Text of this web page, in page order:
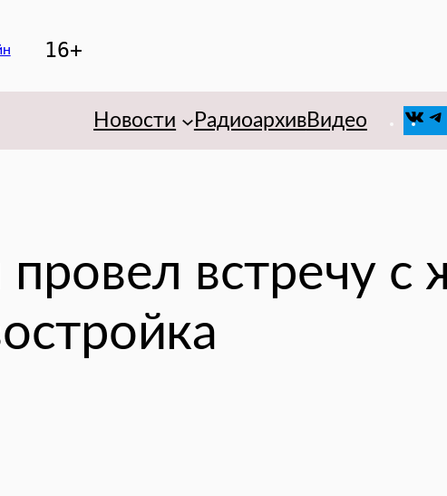
16+
Новости РадиоархивВидео VK
провел встречу с